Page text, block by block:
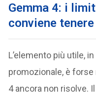
Gemma 4: i
conviene
L’elemento più utile,
promozionale, è
4 ancora non risolve.